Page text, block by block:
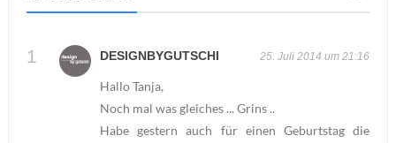
DESIGNBYGUTSCHI 25. Juli 2014 um 21:16
Hallo Tanja,
Noch mal was gleiches ... Grins ..
Habe gestern auch für einen Geburtstag die